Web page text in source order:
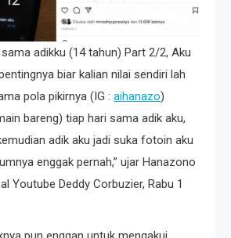
adikku (14 tahun) Part 2/2, Aku
biar kalian nilai sendiri lah
pola pikirnya (IG : aihanazo)
bareng) tiap hari sama adik aku,
adik aku jadi suka fotoin aku
enggak pernah,” ujar Hanazono
Youtube Deddy Corbuzier, Rabu 1